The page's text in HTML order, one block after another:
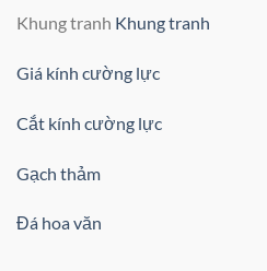
Khung tranh Khung tranh
Giá kính cường lực
Cắt kính cường lực
Gạch thảm
Đá hoa văn